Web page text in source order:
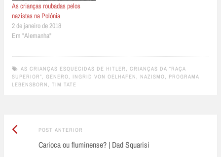
As crianças roubadas pelos
nazistas na Polônia
2 de janeiro de 2018
Em "Alemanha"
AS CRIANÇAS ESQUECIDAS DE HITLER , CRIANÇAS DA “RAÇA
SUPERIOR”, GENERO, INGRID VON OELHAFEN , NAZISMO, PROGRAMA
LEBENSBORN , TIM TATE
Post
navigation
POST ANTERIOR
Anterior:
Carioca ou fluminense? | Dad Squarisi